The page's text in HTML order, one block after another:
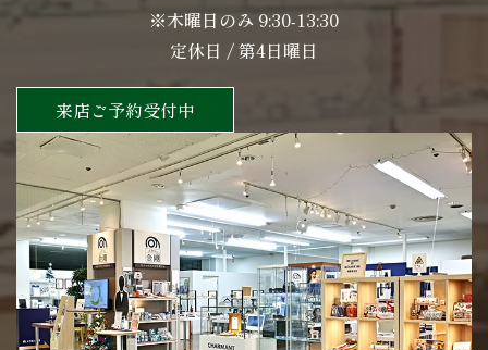
※木曜日のみ 9:30-13:30
定休日 / 第4日曜日
来店ご予約受付中